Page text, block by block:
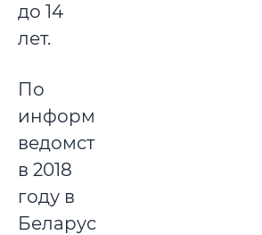
до 14
лет.
По
информации
ведомства,
в 2018
году в
Беларуси